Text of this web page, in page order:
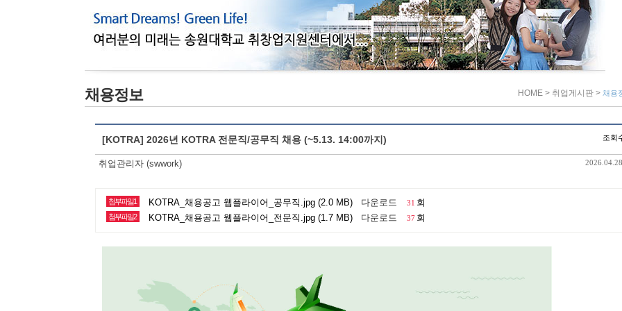
채용정보 HOME > 취업게시판 > 채용
[KOTRA] 2026년 KOTRA 전문직/공무직 채용 (~5.13. 14:00까지) 조회
취업관리자 (swwork)
첨부파일1 KOTRA_채용공고 웹플라이어_공무직.jpg (2.0 MB) 다운로드 31 회
첨부파일2 KOTRA_채용공고 웹플라이어_전문직.jpg (1.7 MB) 다운로드 37 회